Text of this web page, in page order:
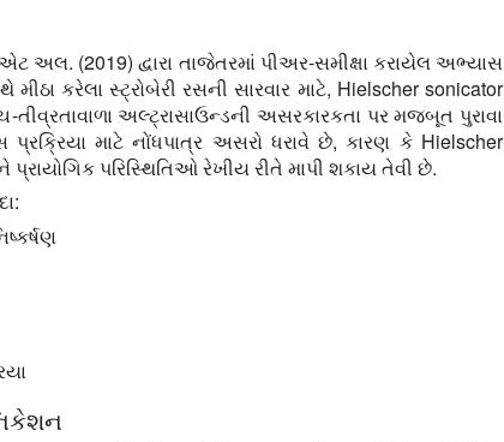
અલ. (2019) દ્વારા તાજેતરમાં પીઅર-સમીક્ષા કરાયેલ અભ્યાસ
મીઠા કરેલા સ્ટ્રોબેરી રસની સારવાર માટે, Hielscher sonicator
અલ્ટ્રાસાઉન્ડની અસરકારકતા પર મજબૂત પુરાવા
માટે નોંધપાત્ર અસરો ધરાવે છે, કારણ કે Hielscher
પરિસ્થિતિઓ રેખીય રીતે માપી શકાય તેવી છે.